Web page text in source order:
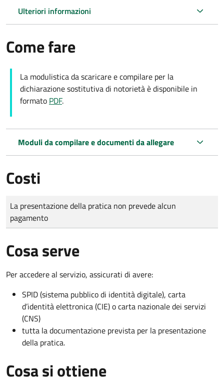
Ulteriori informazioni
Come fare
La modulistica da scaricare e compilare per la
dichiarazione sostitutiva di notorietà è disponibile in
formato PDF.
Moduli da compilare e documenti da allegare
Costi
Tipo di pagamento
Importo
La presentazione della pratica non prevede alcun
pagamento
Cosa serve
Per accedere al servizio, assicurati di avere:
SPID (sistema pubblico di identità digitale), carta
d’identità elettronica (CIE) o carta nazionale dei servizi
(CNS)
tutta la documentazione prevista per la presentazione
della pratica.
Cosa si ottiene